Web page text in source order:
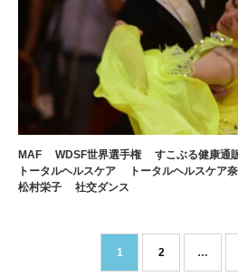
MAF WDSF世界選手権 すこぶる健康通
トータルヘルスケア
トータルヘルスケア
松村栄子
社交ダンス
1 2 …